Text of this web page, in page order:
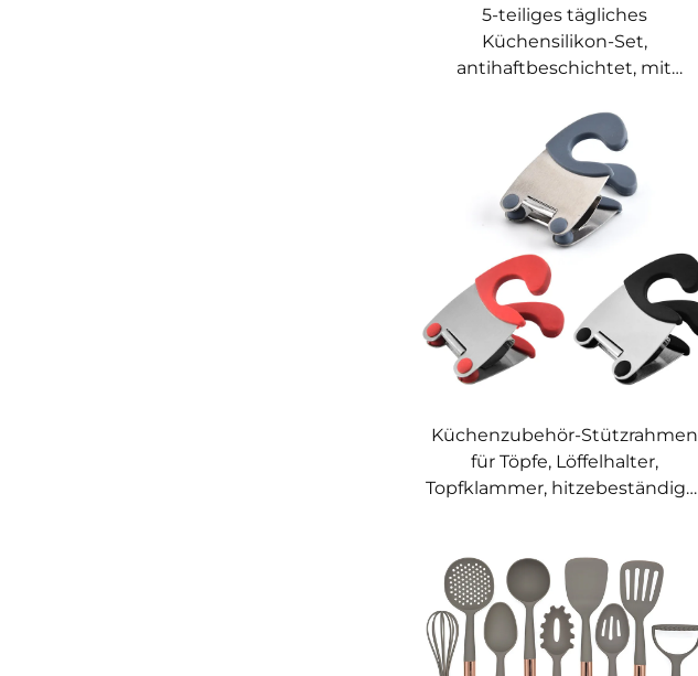
5-teiliges tägliches
Küchensilikon-Set,
antihaftbeschichtet, mit
inkl. Kochschaufel und weiteren
Küchenutensilien
Küchenzubehör-Stützrahmen
für Töpfe, Löffelhalter,
Topfklammer, hitzebeständiger
werkzeuge